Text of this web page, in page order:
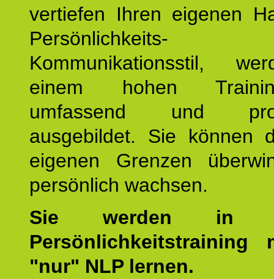
vertiefen Ihren eigenen
Kommunikationsstil,
einem hohen
umfassend und
ausgebildet. Sie können
eigenen Grenzen
persönlich wachsen.
Sie werden in
Persönlichkeitstraining
"nur" NLP lernen.